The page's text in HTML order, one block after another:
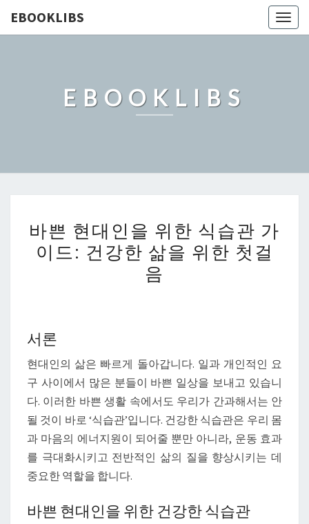
EBOOKLIBS
EBOOKLIBS
쁜
현
대
식
습
관
가
이
드:
한
바쁜 현대인을 위한 식습관 가
이드: 건강한 삶을 위한 첫걸
음
서론
현대인의 삶은 빠르게 돌아갑니다. 일과 개인적인 요
구 사이에서 많은 분들이 바쁜 일상을 보내고 있습니
다. 이러한 바쁜 생활 속에서도 우리가 간과해서는 안
될 것이 바로 ‘식습관’입니다. 건강한 식습관은 우리 몸
과 마음의 에너지원이 되어줄 뿐만 아니라, 운동 효과
를 극대화시키고 전반적인 삶의 질을 향상시키는 데
중요한 역할을 합니다.
바쁜 현대인을 위한 건강한 식습관